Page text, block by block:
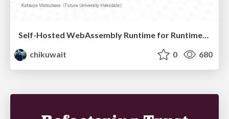
Self-Hosted WebAssembly Runtime for Runtime-Neutral Checkpoint/Restore in Edge–Cloud Continuum
chikuwait
0 680